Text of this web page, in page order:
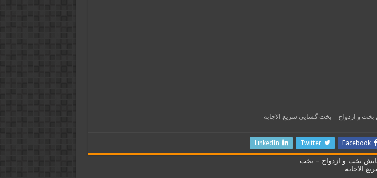
و ازدواج – بخت گشایی سریع الاجابه
Facebook
Twitter
LinkedIn
بخت و ازدواج – بخت
الاجابه